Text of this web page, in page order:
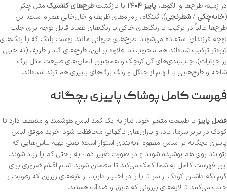
در زمینه طرح‌ها و الگوها، پاییز ۱۴۰۴ با بازگشتطرح‌های کلاسیک مثل چِکر
(خانه‌‌چِکی /شطرنجی)، گینگام، راه‌راه‌های ظریف و خال‌خالی همراه است. این
طرح‌ها غالباً در ترکیب با رنگ‌های خاکی یا رنگ‌های تضاد قابل توجه برای جلب
توجه فرزندان استفاده می‌شوند. طرح‌های حیوانی مانند پوست پلنگ که با رنگ‌های
تیره‌تر ترکیب شده‌اند هم محبوب‌اند. علاوه بر این، طرح‌های گلدار ظریف (نه خیلی
پر جزئیات)، چاپ‌بندی‌های گل کوچک و همچنین المان‌های طبیعت مثل برگ،
شاخه و طرح‌هایی با الهام از جنگل و رنگ برگ‌های پاییزی هم ترند شده‌اند.
فهرست کامل پوشاک پاییزی بچگانه
فصل پاییز با طبیعت متغیر خود، نیاز به یک کمد لباس هوشمند و منعطف دارد تا
کودک در برابر سرما، باد، و باران‌های ناگهانی محافظت شود. خرید موفق لباس
پاییزی بچگانه بر اساس مفهوم لایه‌بندی استوار است؛ یعنی تهیه لباس‌هایی که
بتوانند روی هم پوشیده شوند و در صورت تغییر دما، به راحتی کم یا زیاد شوند.
این فهرست کامل به شما کمک می‌کند تا مطمئن شوید تمام اقلام ضروری برای
گرم نگه داشتن کودک از سر تا پا را در اختیار دارید، از لایه‌های زیرین که رطوبت را
جذب می‌کنند تا لایه‌های بیرونی که عایق و ضدآب هستند.